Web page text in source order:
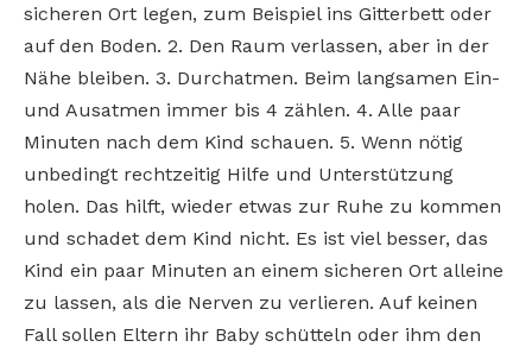
sicheren Ort legen, zum Beispiel ins Gitterbett oder
auf den Boden. 2. Den Raum verlassen, aber in der
Nähe bleiben. 3. Durchatmen. Beim langsamen Ein-
und Ausatmen immer bis 4 zählen. 4. Alle paar
Minuten nach dem Kind schauen. 5. Wenn nötig
unbedingt rechtzeitig Hilfe und Unterstützung
holen. Das hilft, wieder etwas zur Ruhe zu kommen
und schadet dem Kind nicht. Es ist viel besser, das
Kind ein paar Minuten an einem sicheren Ort alleine
zu lassen, als die Nerven zu verlieren. Auf keinen
Fall sollen Eltern ihr Baby schütteln oder ihm den